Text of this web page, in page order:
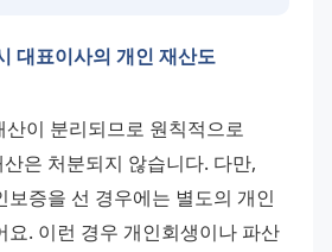
대표이사의 개인 재산도
이 분리되므로 원칙적으로
은 처분되지 않습니다. 다만,
보증을 선 경우에는 별도의 개인
요. 이런 경우 개인회생이나 파산